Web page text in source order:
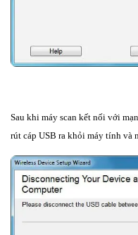
Sau khi máy scan kết nối với
rút cáp USB ra khỏi máy tính và